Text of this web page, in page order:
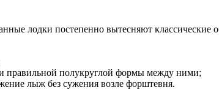
лодки постепенно вытесняют
правильной полукруглой формы между ними;
лыж без сужения возле форштевня.